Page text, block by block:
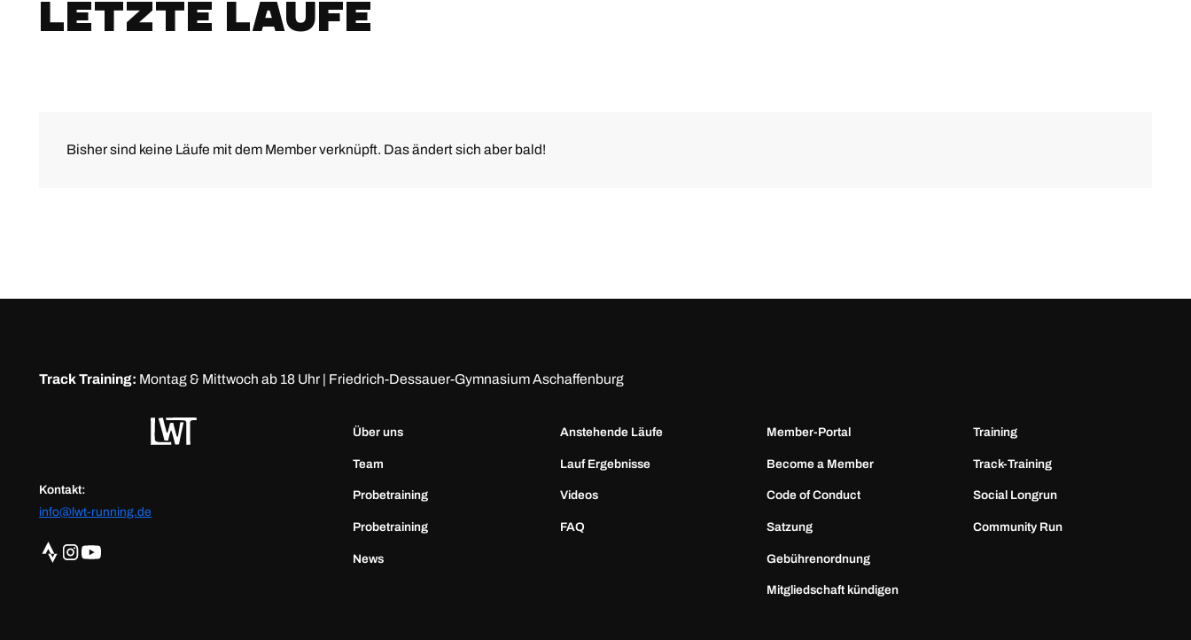
Letzte Läufe
Bisher sind keine Läufe mit dem Member verknüpft. Das ändert sich aber bald!
Track Training: Montag & Mittwoch ab 18 Uhr | Friedrich-Dessauer-Gymnasium Aschaffenburg
Kontakt:
info@lwt-running.de
Über uns
Team
Probetraining
Probetraining
News
Anstehende Läufe
Lauf Ergebnisse
Videos
FAQ
Member-Portal
Become a Member
Code of Conduct
Satzung
Gebührenordnung
Mitgliedschaft kündigen
Training
Track-Training
Social Longrun
Community Run